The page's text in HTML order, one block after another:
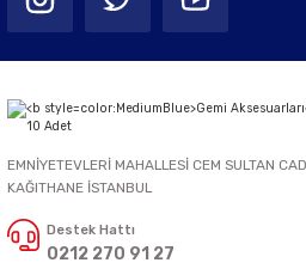
EMNİYETEVLERİ MAHALLESİ CEM SULTAN
KAĞITHANE İSTANBUL
Destek Hattı
0212 270 91 27